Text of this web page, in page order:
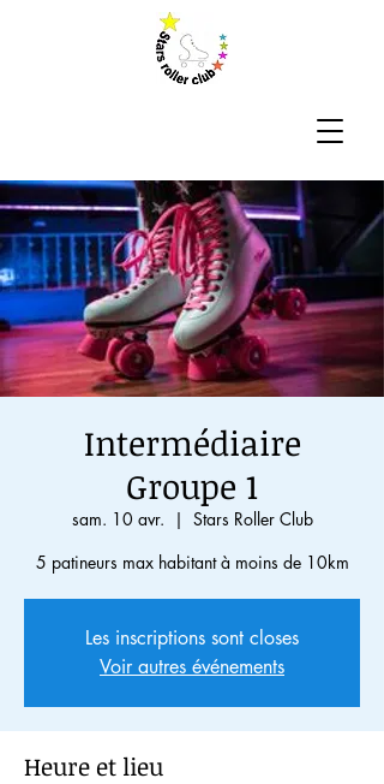
Intermédiaire
Groupe 1
sam. 10 avr.
  |
Stars Roller Club
5 patineurs max habitant à moins de 10km
Les inscriptions sont closes
Voir autres événements
Heure et lieu